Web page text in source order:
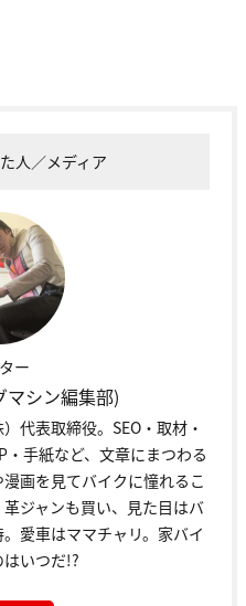
人／メディア
ー
マシン編集部)
代表取締役。SEO・取材・
手紙など、文章にまつわる
画を見てバイクに憧れるこ
ジャンも買い、見た目はバ
愛車はママチャリ。家バイ
いつだ!?